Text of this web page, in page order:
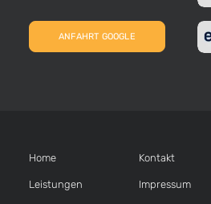
ANFAHRT GOOGLE
Home
Leistungen
Kontakt
Impressum